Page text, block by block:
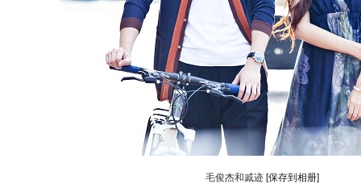
毛俊杰和戚迹 [保存到相册]